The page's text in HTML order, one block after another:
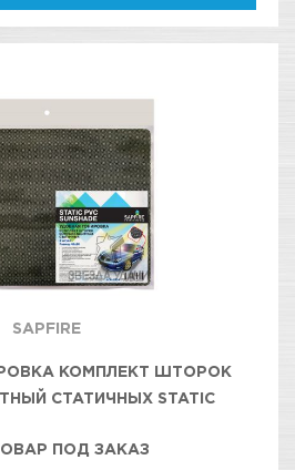
SAPFIRE
КОМПЛЕКТ ШТОРОК
СТАТИЧНЫХ STATIC
ПОД ЗАКАЗ